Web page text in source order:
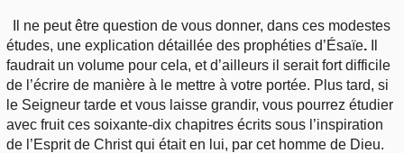
Il ne peut être question de vous donner, dans ces modestes
études, une explication détaillée des prophéties d’Ésaïe.
faudrait un volume pour cela, et d’ailleurs il serait fort difficile
de l’écrire de manière à le mettre à votre portée. Plus tard, si
le Seigneur tarde et vous laisse grandir, vous pourrez étudier
avec fruit ces soixante-dix chapitres écrits sous l’inspiration
de l’Esprit de Christ qui était en lui, par cet homme de Dieu.